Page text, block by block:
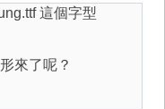
這個字型
來了呢？